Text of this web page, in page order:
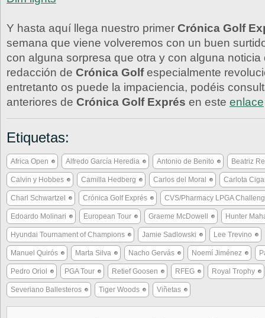
Y hasta aquí llega nuestro primer Crónica Golf
semana que viene volveremos con un buen
con alguna sorpresa que otra y con alguna noticia
redacción de Crónica Golfespecialmente
entretanto os puede la impaciencia, podéis
anteriores de Crónica Golf Exprés en este enlace
Etiquetas:
Africa Open Alfredo García Heredia Antonio de Benito Beatriz
Calvin y Hobbes Camilla Hedberg Carlos del Moral Carlota
Charl Schwartzel Crónica Golf Exprés CVS/Pharmacy LPGA
Edoardo Molinari European Tour Graeme McDowell Hunter
Hyundai Tournament of Champions Jamie Sadlowski Lee Trevino
Manuel Quirós Marta Silva Nacho Gervás Noemí Jiménez
Pedro Oriol PGA Tour Retief Goosen RFEG Royal Trophy
Severiano Ballesteros Tiger Woods Viñetas